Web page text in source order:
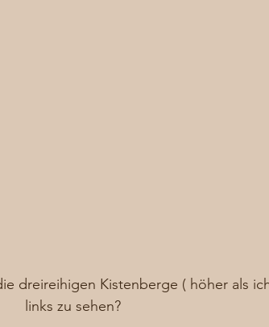
dreireihigen Kistenberge ( höher als
links zu sehen?